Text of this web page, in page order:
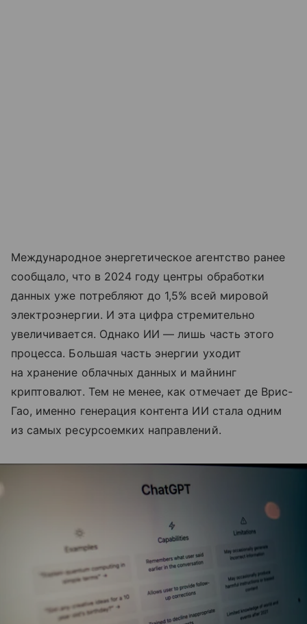
Международное энергетическое агентство ранее
сообщало, что в 2024 году центры обработки
данных уже потребляют до 1,5% всей мировой
электроэнергии. И эта цифра стремительно
увеличивается. Однако ИИ — лишь часть этого
процесса. Большая часть энергии уходит
на хранение облачных данных и майнинг
криптовалют. Тем не менее, как отмечает де Врис-
Гао, именно генерация контента ИИ стала одним
из самых ресурсоемких направлений.